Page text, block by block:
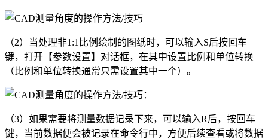
（2）当处理非1:1比例绘制的图纸时，可以输入S后按回车
键，打开【参数设置】对话框，在其中设置比例和单位转换
（比例和单位转换通常只需设置其中一个）。
（3）如果需要将测量数据记录下来，可以输入R后，按回车
键，当前数据便会被记录在命令行中，方便后续查看或将数据